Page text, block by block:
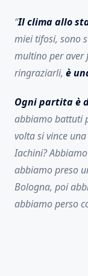
“Il clima allo
miei tifosi, sono
multino per aver
ringraziarli, è
Ogni partita è
abbiamo battuti
volta si vince
Iachini?
abbiamo preso
Bologna, poi
abbiamo perso